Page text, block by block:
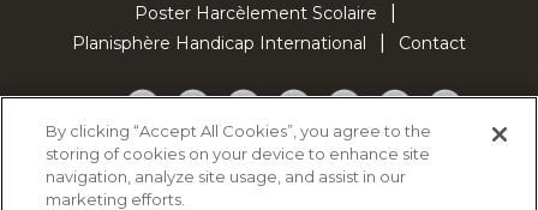
Poster Harcèlement Scolaire
Planisphère Handicap International
Contact
Facebook
TwitterYouTubePinterestInstagramLinkedInTikTok
Politique d'utilisation des cookies
Politique de confidentialité
By clicking “Accept All Cookies”, you agree to the
storing of cookies on your device to enhance site
navigation, analyze site usage, and assist in our
marketing efforts.